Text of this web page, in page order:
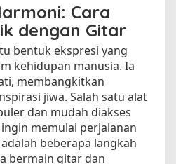
Cara
dengan Gitar
bentuk ekspresi yang
kehidupan manusia. Ia
membangkitkan
jiwa. Salah satu alat
dan mudah diakses
ingin memulai perjalanan
beberapa langkah
bermain gitar dan